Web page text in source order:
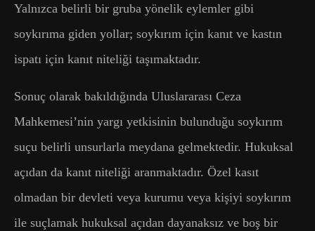
Yalnızca belirli bir gruba yönelik eylemler gibi
soykırıma giden yollar; soykırım için kanıt ve kastın
ispatı için kanıt niteliği taşımaktadır.
Sonuç olarak bakıldığında Uluslararası Ceza
Mahkemesi’nin yargı yetkisinin bulunduğu soykırım
suçu belirli unsurlarla meydana gelmektedir. Hukuksal
açıdan da kanıt niteliği aranmaktadır. Özel kasıt
olmadan bir devleti veya kurumu veya kişiyi soykırım
ile suçlamak hukuksal açıdan dayanaksız ve boş bir